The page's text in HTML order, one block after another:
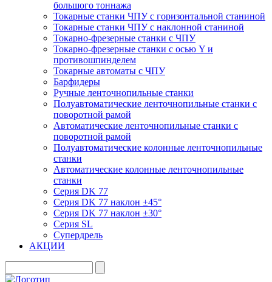
большого тоннажа
Токарные станки ЧПУ с горизонтальной станиной
Токарные станки ЧПУ с наклонной станиной
Токарно-фрезерные станки с ЧПУ
Токарно-фрезерные станки с осью Y и
противошпинделем
Токарные автоматы с ЧПУ
Барфидеры
Ручные ленточнопильные станки
Полуавтоматические ленточнопильные станки с
поворотной рамой
Автоматические ленточнопильные станки с
поворотной рамой
Полуавтоматические колонные ленточнопильные
станки
Автоматические колонные ленточнопильные
станки
Серия DK 77
Серия DK 77 наклон ±45°
Серия DK 77 наклон ±30°
Серия SL
Супердрель
АКЦИИ